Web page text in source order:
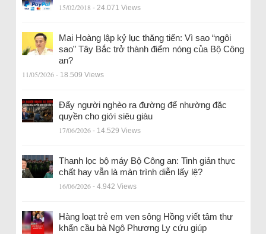
15/02/2018 - 24.071 Views
Mai Hoàng lập kỷ lục thăng tiến: Vì sao “ngôi
sao” Tây Bắc trở thành điểm nóng của Bộ Công
an?
11/05/2026 - 18.509 Views
Đẩy người nghèo ra đường để nhường đặc
quyền cho giới siêu giàu
17/06/2026 - 14.529 Views
Thanh lọc bộ máy Bộ Công an: Tinh giản thực
chất hay vẫn là màn trình diễn lấy lệ?
16/06/2026 - 4.942 Views
Hàng loạt trẻ em ven sông Hồng viết tâm thư
khẩn cầu bà Ngô Phương Ly cứu giúp